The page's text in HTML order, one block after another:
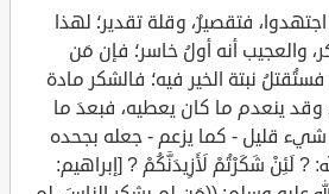
فتقصيرٌ، وقلة تقدير؛ لهذا
والعجيب أنه أولُ خاسر؛ فإن مَن
نبتة الخير فيه؛ فالشكر مادة
ينعدم ما كان يعطيه، فبعدَ ما
قليل - كما يزعم - جعله بجحده
? لَئِنْ شَكَرْتُمْ لَأَزِيدَنَّكُمْ ? [إبراهيم: